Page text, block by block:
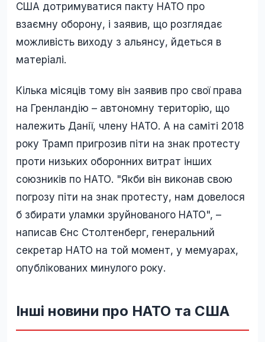
США дотримуватися пакту НАТО про
взаємну оборону, і заявив, що розглядає
можливість виходу з альянсу, йдеться в
матеріалі.
Кілька місяців тому він заявив про свої права
на Гренландію – автономну територію, що
належить Данії, члену НАТО. А на саміті 2018
року Трамп пригрозив піти на знак протесту
проти низьких оборонних витрат інших
союзників по НАТО. "Якби він виконав свою
погрозу піти на знак протесту, нам довелося
б збирати уламки зруйнованого НАТО", –
написав Єнс Столтенберг, генеральний
секретар НАТО на той момент, у мемуарах,
опублікованих минулого року.
Інші новини про НАТО та США